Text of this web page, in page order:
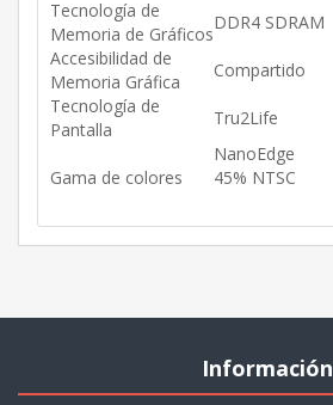
Tecnología de
Memoria de Gráficos
DDR4 SDRAM
Accesibilidad de
Memoria Gráfica
Compartido
Tecnología de
Pantalla
Tru2Life
NanoEdge
Gama de colores
45% NTSC
Información